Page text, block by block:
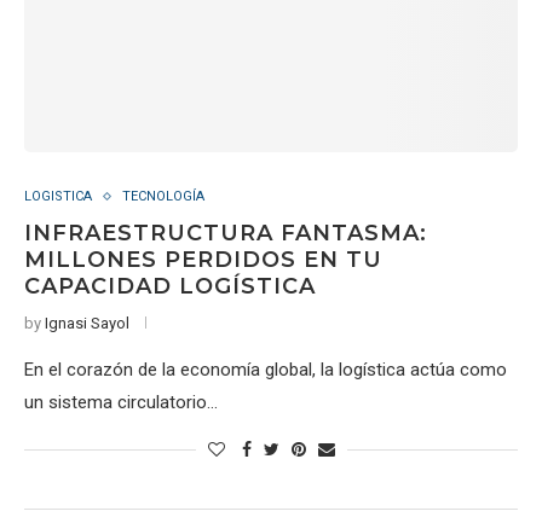
LOGISTICA TECNOLOGÍA
INFRAESTRUCTURA FANTASMA:
MILLONES PERDIDOS EN TU
CAPACIDAD LOGÍSTICA
by Ignasi Sayol
En el corazón de la economía global, la logística actúa como
un sistema circulatorio…